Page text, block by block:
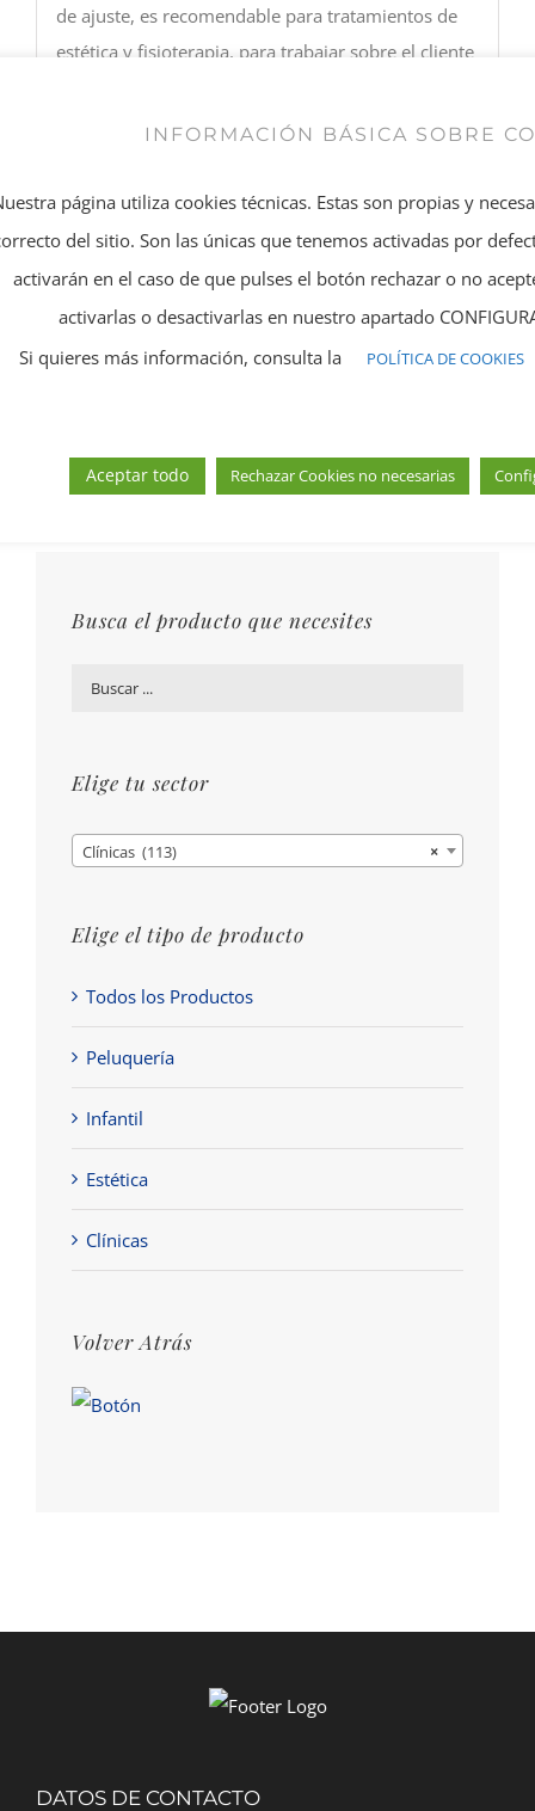
de ajuste, es recomendable para tratamientos de
estética y fisioterapia, para trabajar sobre el cliente
Busca el producto que necesites
Elige tu sector
×
Clínicas (113)
Elige el tipo de producto
Todos los Productos
Peluquería
Infantil
Estética
Clínicas
Volver Atrás
DATOS DE CONTACTO
INFORMACIÓN BÁSICA SOBRE
página utiliza cookies técnicas. Estas son propias y
del sitio. Son las únicas que tenemos activadas por
activarán en el caso de que pulses el botón rechazar o no
activarlas o desactivarlas en nuestro apartado
Si quieres más información, consulta la
POLÍTICA DE COOKIES
Aceptar todo Rechazar Cookies no necesarias